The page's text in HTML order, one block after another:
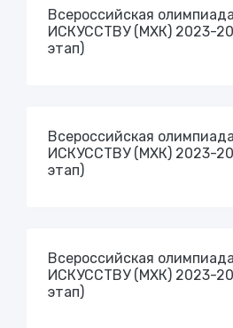
Всероссийская
ИСКУССТВУ (МХК) 2023-
этап)
Всероссийская
ИСКУССТВУ (МХК) 2023-
этап)
Всероссийская
ИСКУССТВУ (МХК) 2023-
этап)